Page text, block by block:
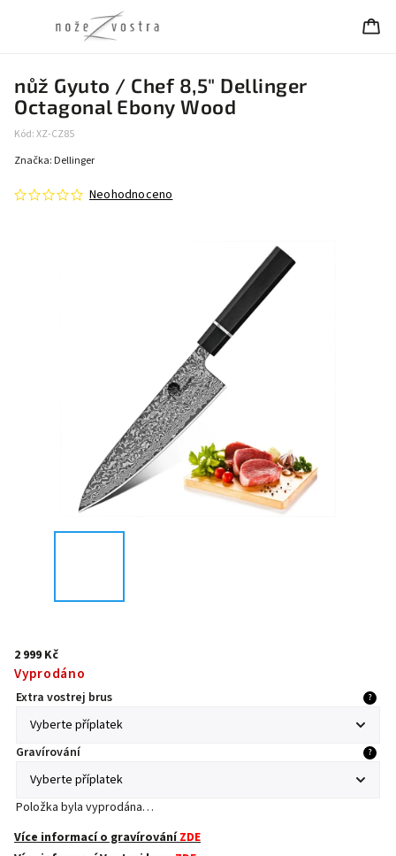
nůž Gyuto / Chef 8,5" Dellinger
Octagonal Ebony Wood
Kód:XZ-CZ85
Neohodnoceno
Značka: Dellinger
2 999 Kč
Vyprodáno
Extra vostrej brus ?
Gravírování ?
Položka byla vyprodána…
Více informací o gravírováníZDE